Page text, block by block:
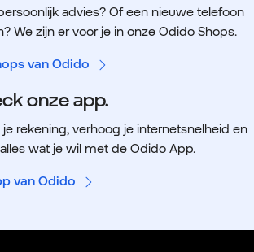
advies? Of een nieuwe telefoon
We zijn er voor je in onze Odido Shops.
van Odido
onze app.
je rekening, verhoog je internetsnelheid en
wat je wil met de Odido App.
van Odido